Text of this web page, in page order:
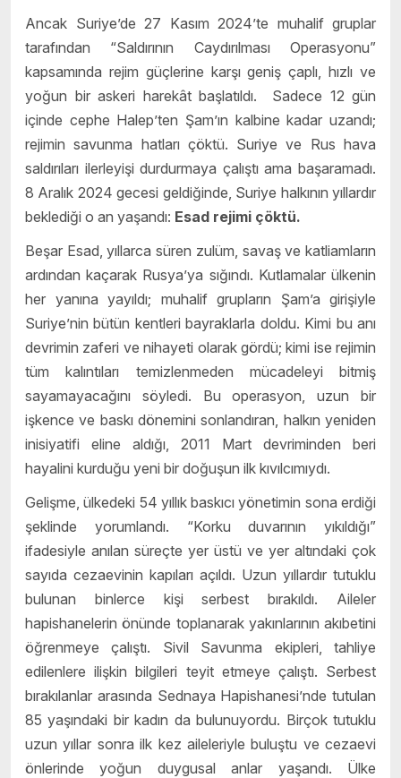
Ancak Suriye’de 27 Kasım 2024’te muhalif gruplar
tarafından “Saldırının Caydırılması Operasyonu”
kapsamında rejim güçlerine karşı geniş çaplı, hızlı ve
yoğun bir askeri harekât başlatıldı. Sadece 12 gün
içinde cephe Halep’ten Şam’ın kalbine kadar uzandı;
rejimin savunma hatları çöktü. Suriye ve Rus hava
saldırıları ilerleyişi durdurmaya çalıştı ama başaramadı.
8 Aralık 2024 gecesi geldiğinde, Suriye halkının yıllardır
beklediği o an yaşandı: Esad rejimi çöktü.
Beşar Esad, yıllarca süren zulüm, savaş ve katliamların
ardından kaçarak Rusya’ya sığındı. Kutlamalar ülkenin
her yanına yayıldı; muhalif grupların Şam’a girişiyle
Suriye’nin bütün kentleri bayraklarla doldu. Kimi bu anı
devrimin zaferi ve nihayeti olarak gördü; kimi ise rejimin
tüm kalıntıları temizlenmeden mücadeleyi bitmiş
sayamayacağını söyledi. Bu operasyon, uzun bir
işkence ve baskı dönemini sonlandıran, halkın yeniden
inisiyatifi eline aldığı, 2011 Mart devriminden beri
hayalini kurduğu yeni bir doğuşun ilk kıvılcımıydı.
Gelişme, ülkedeki 54 yıllık baskıcı yönetimin sona erdiği
şeklinde yorumlandı. “Korku duvarının yıkıldığı”
ifadesiyle anılan süreçte yer üstü ve yer altındaki çok
sayıda cezaevinin kapıları açıldı. Uzun yıllardır tutuklu
bulunan binlerce kişi serbest bırakıldı. Aileler
hapishanelerin önünde toplanarak yakınlarının akıbetini
öğrenmeye çalıştı. Sivil Savunma ekipleri, tahliye
edilenlere ilişkin bilgileri teyit etmeye çalıştı. Serbest
bırakılanlar arasında Sednaya Hapishanesi’nde tutulan
85 yaşındaki bir kadın da bulunuyordu. Birçok tutuklu
uzun yıllar sonra ilk kez aileleriyle buluştu ve cezaevi
önlerinde yoğun duygusal anlar yaşandı. Ülke